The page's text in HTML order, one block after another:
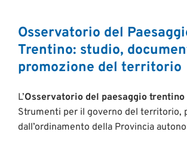
Osservatorio del
Trentino: studio,
promozione del territorio
L’Osservatorio del paesaggio trentino
Strumenti per il governo del territorio,
dall’ordinamento della Provincia